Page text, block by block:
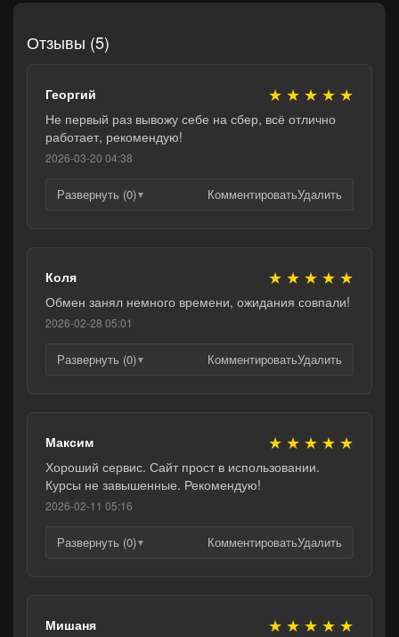
Отзывы (5)
Георгий ★ ★ ★ ★ ★
Не первый раз вывожу себе на сбер, всё отлично
работает, рекомендую!
2026-03-20 04:38
Развернуть (0)▼ КомментироватьУдалить
Коля ★ ★ ★ ★ ★
Обмен занял немного времени, ожидания совпали!
2026-02-28 05:01
Развернуть (0)▼ КомментироватьУдалить
Максим ★ ★ ★ ★ ★
Хороший сервис. Сайт прост в использовании.
Курсы не завышенные. Рекомендую!
2026-02-11 05:16
Развернуть (0)▼ КомментироватьУдалить
Мишаня ★ ★ ★ ★ ★